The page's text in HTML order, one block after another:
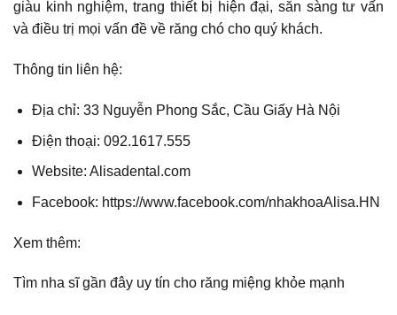
giàu kinh nghiệm, trang thiết bị hiện đại, sẵn sàng tư vấn
và điều trị mọi vấn đề về răng chó cho quý khách.
Thông tin liên hệ:
Địa chỉ: 33 Nguyễn Phong Sắc, Cầu Giấy Hà Nội
Điện thoại: 092.1617.555
Website: Alisadental.com
Facebook: https://www.facebook.com/nhakhoaAlisa.HN
Xem thêm:
Tìm nha sĩ gần đây uy tín cho răng miệng khỏe mạnh